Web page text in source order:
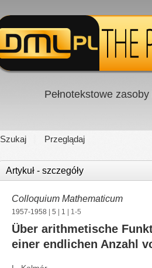
Pełnotekstowe
Szukaj Przeglądaj
Artykuł - szczegóły
Colloquium Mathematicum
1957-1958 5 1 | 1-5
Über arithmetische
einer endlichen Anzahl